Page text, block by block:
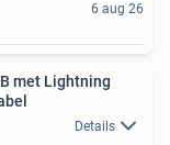
6 aug 26
met Lightning
Details